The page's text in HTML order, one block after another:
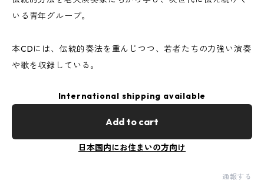
いる青年グループ。
本CDには、伝統的奏法を重んじつつ、若者たちの力強い演奏
や歌を収録している。
International shipping available
Add to cart
日本国内にお住まいの方向け
通報する